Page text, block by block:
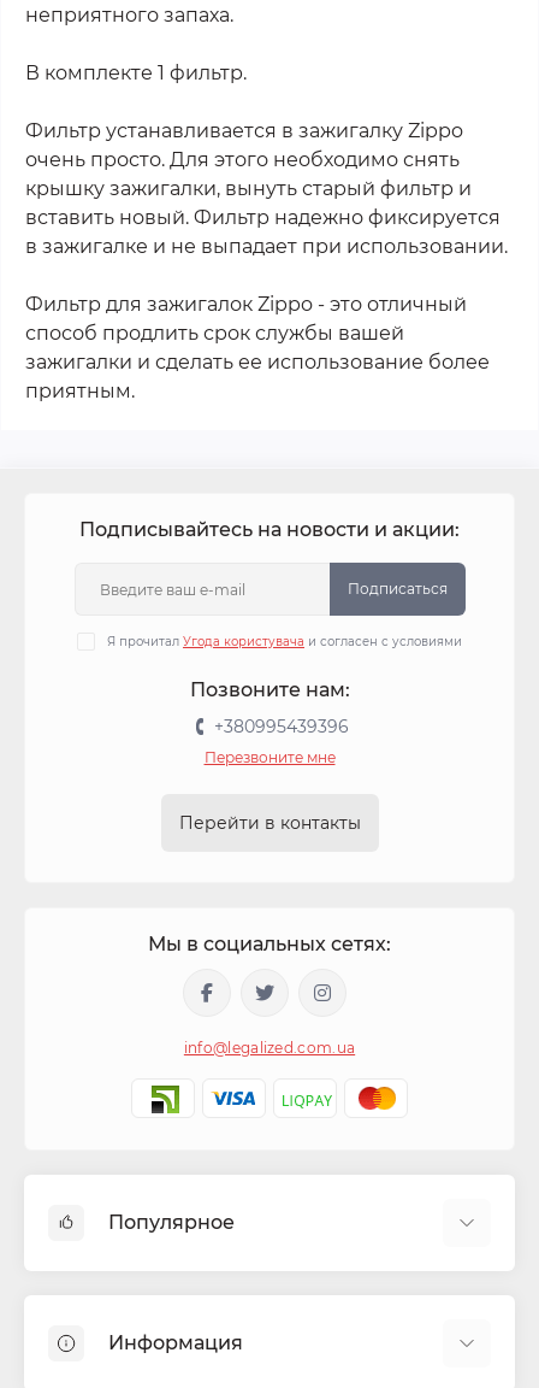
неприятного запаха.
В комплекте 1 фильтр.
Фильтр устанавливается в зажигалку Zippo
очень просто. Для этого необходимо снять
крышку зажигалки, вынуть старый фильтр и
вставить новый. Фильтр надежно фиксируется
в зажигалке и не выпадает при использовании.
Фильтр для зажигалок Zippo - это отличный
способ продлить срок службы вашей
зажигалки и сделать ее использование более
приятным.
Подписывайтесь на новости и акции:
Подписаться
Я прочитал Угода користувача и согласен с условиями
Позвоните нам:
+380995439396
Перезвоните мне
Перейти в контакты
Мы в социальных сетях:
info@legalized.com.ua
Популярное
Бонги
Информация